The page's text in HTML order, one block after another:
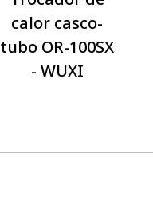
calor casco-
tubo OR-100SX
- WUXI